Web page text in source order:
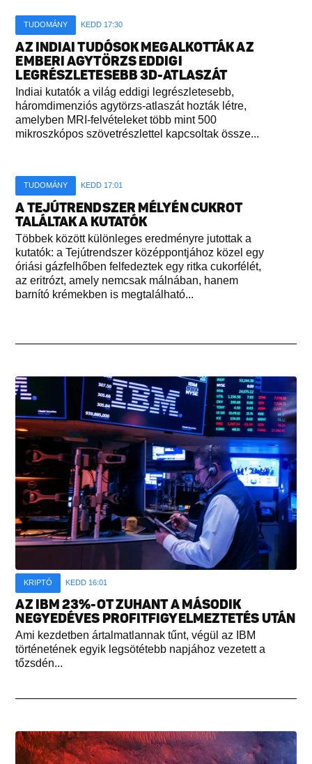
TUDOMÁNY KEDD 17:30
AZ INDIAI TUDÓSOK MEGALKOTTÁK AZ
EMBERI AGYTÖRZS EDDIGI
LEGRÉSZLETESEBB 3D-ATLASZÁT
Indiai kutatók a világ eddigi legrészletesebb,
háromdimenziós agytörzs-atlaszát hozták létre,
amelyben MRI-felvételeket több mint 500
mikroszkópos szövetrészlettel kapcsoltak össze...
TUDOMÁNY KEDD 17:01
A TEJÚTRENDSZER MÉLYÉN CUKROT
TALÁLTAK A KUTATÓK
Többek között különleges eredményre jutottak a
kutatók: a Tejútrendszer középpontjához közel egy
óriási gázfelhőben felfedeztek egy ritka cukorfélét,
az eritrózt, amely nemcsak málnában, hanem
barnító krémekben is megtalálható...
KRIPTÓ KEDD 16:01
AZ IBM 23%-OT ZUHANT A MÁSODIK
NEGYEDÉVES PROFITFIGYELMEZTETÉS UTÁN
Ami kezdetben ártalmatlannak tűnt, végül az IBM
történetének egyik legsötétebb napjához vezetett a
tőzsdén...